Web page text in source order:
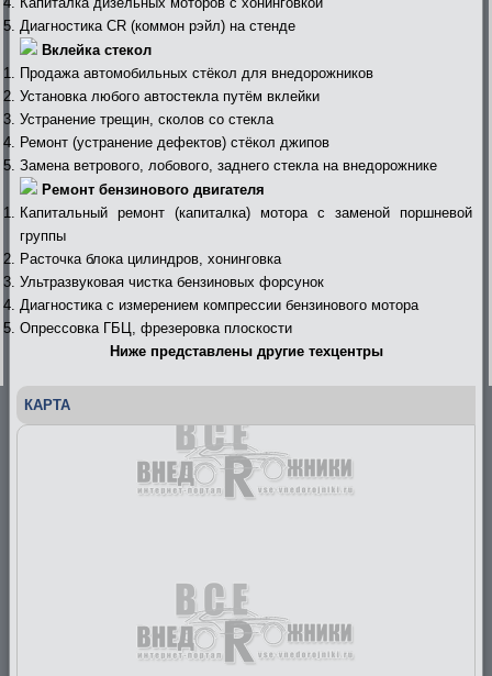
Диагностика СR (коммон рэйл) на стенде
Вклейка стекол
Продажа автомобильных стёкол для внедорожников
Установка любого автостекла путём вклейки
Устранение трещин, сколов со стекла
Ремонт (устранение дефектов) стёкол джипов
Замена ветрового, лобового, заднего стекла на внедорожнике
Ремонт бензинового двигателя
Капитальный ремонт (капиталка) мотора с заменой поршневой
группы
Расточка блока цилиндров, хонинговка
Ультразвуковая чистка бензиновых форсунок
Диагностика с измерением компрессии бензинового мотора
Опрессовка ГБЦ, фрезеровка плоскости
Ниже представлены другие техцентры
КАРТА